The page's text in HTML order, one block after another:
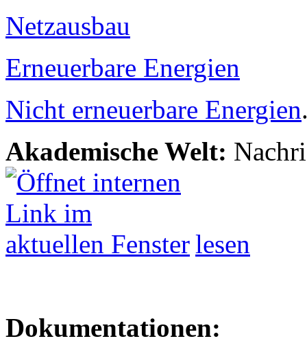
Netzausbau
Erneuerbare Energien
Nicht erneuerbare Energien
Akademische Welt:
lesen
Dokumentationen: